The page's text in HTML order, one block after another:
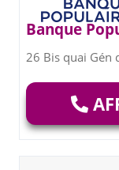
Banque
26 Bis quai Gén